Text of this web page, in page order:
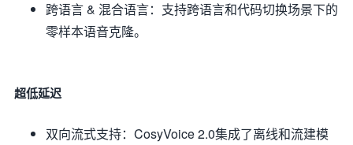
跨语言 & 混合语言：支持跨语言和代码切换场景下的
零样本语音克隆。
超低延迟
双向流式支持：CosyVoice 2.0集成了离线和流建模